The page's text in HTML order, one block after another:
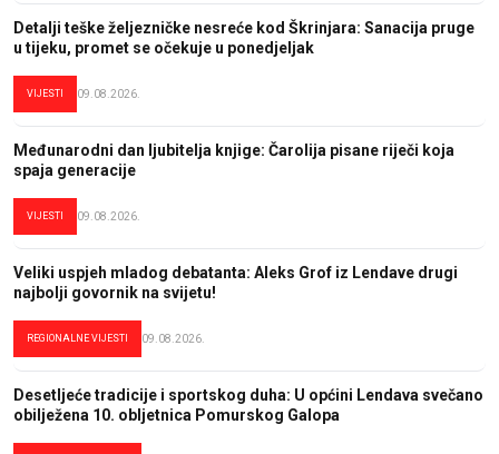
Detalji teške željezničke nesreće kod Škrinjara: Sanacija pruge
u tijeku, promet se očekuje u ponedjeljak
VIJESTI 09.08.2026.
Međunarodni dan ljubitelja knjige: Čarolija pisane riječi koja
spaja generacije
VIJESTI 09.08.2026.
Veliki uspjeh mladog debatanta: Aleks Grof iz Lendave drugi
najbolji govornik na svijetu!
REGIONALNE VIJESTI 09.08.2026.
Desetljeće tradicije i sportskog duha: U općini Lendava svečano
obilježena 10. obljetnica Pomurskog Galopa